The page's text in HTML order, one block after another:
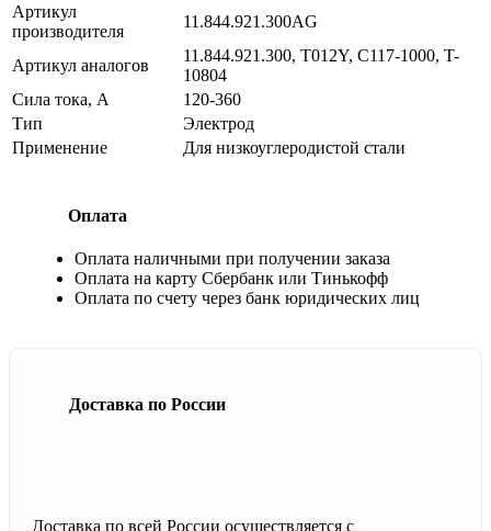
Артикул
производителя
11.844.921.300AG
Артикул аналогов
11.844.921.300, T012Y, C117-1000, T-
10804
Сила тока, А
120-360
Тип
Электрод
Применение
Для низкоуглеродистой стали
Оплата
Оплата наличными при получении заказа
Оплата на карту Сбербанк или Тинькофф
Оплата по счету через банк юридических лиц
Доставка по России
Доставка по всей России осуществляется с